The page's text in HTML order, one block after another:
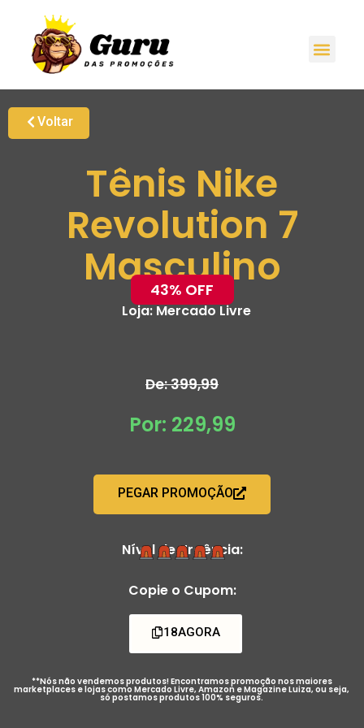
Voltar
Tênis Nike
Revolution 7
Masculino
43% OFF
Loja:Mercado Livre
De: 399,99
Por: 229,99
PEGAR PROMOÇÃO
Nível de Urgência:
Copie o Cupom:
18AGORA
**Nós não vendemos produtos! Encontramos promoção nos maiores
marketplaces e lojas como Mercado Livre, Amazon e Magazine Luiza, ou seja,
só postamos produtos 100% seguros.